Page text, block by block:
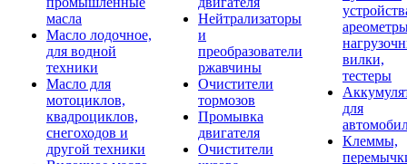
масла
Масло лодочное,
для водной
техники
Масло для
мотоциклов,
квадроциклов,
снегоходов и
другой техники
Нейтрализаторы
и
преобразователи
ржавчины
Очистители
тормозов
Промывка
двигателя
Очистители
вилки,
тестеры
для
Клеммы,